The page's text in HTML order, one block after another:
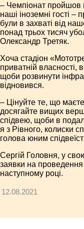
– Чемпіонат пройшов
наші іноземні гості
були в захваті від
понад трьох тисяч
Олександр Третяк.
Хоча стадіон
приватній
щоби розвинути
відновився.
– Цінуйте те, що
досягайте вищих
спідвею, щоби в
я з Рівного, колиски
голова юним
Сергій Головня, у
заявки на
наступному році.
12.08.2021